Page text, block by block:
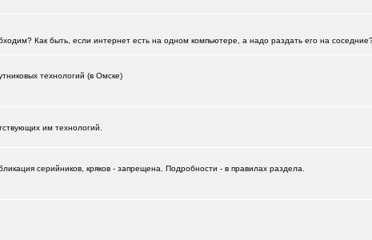
Как быть, если интернет есть на одном компьютере, а надо раздать его на
технологий (в Омске)
им технологий.
серийников, кряков - запрещена. Подробности - в правилах раздела.